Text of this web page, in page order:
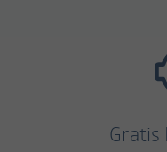
Gratis
2